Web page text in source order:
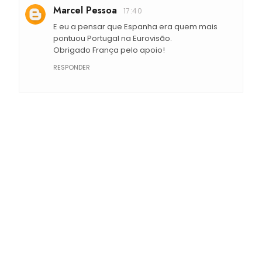
Marcel Pessoa 17:40
E eu a pensar que Espanha era quem mais
pontuou Portugal na Eurovisão.
Obrigado França pelo apoio!
RESPONDER